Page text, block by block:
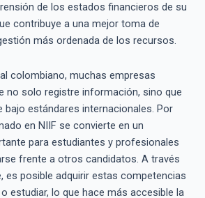
de los estados financieros de su
contribuye a una mejor toma de
más ordenada de los recursos.
colombiano, muchas empresas
no solo registre información, sino que
bajo estándares internacionales. Por
en NIIF se convierte en un
para estudiantes y profesionales
frente a otros candidatos. A través
es posible adquirir estas competencias
estudiar, lo que hace más accesible la